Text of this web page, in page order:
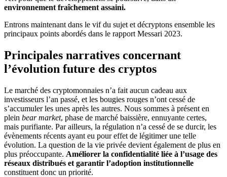
environnement fraîchement assaini.
Entrons maintenant dans le vif du sujet et décryptons ensemble les
principaux points abordés dans le rapport Messari 2023.
Principales narratives concernant
l’évolution future des cryptos
Le marché des cryptomonnaies n’a fait aucun cadeau aux
investisseurs l’an passé, et les bougies rouges n’ont cessé de
s’accumuler les unes après les autres. Nous sommes à présent en
plein bear market, phase de marché baissière, ennuyante certes,
mais purifiante. Par ailleurs, la régulation n’a cessé de se durcir, les
évènements récents ayant eu pour effet de légitimer une telle
évolution. La question de la vie privée devient également de plus en
plus préoccupante. Améliorer la confidentialité liée à l’usage des
réseaux distribués et garantir l’adoption institutionnelle
constituent donc un priorité.